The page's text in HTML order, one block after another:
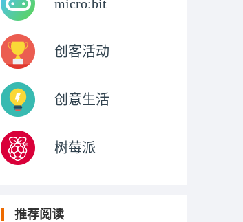
micro:bit
创客活动
创意生活
树莓派
推荐阅读